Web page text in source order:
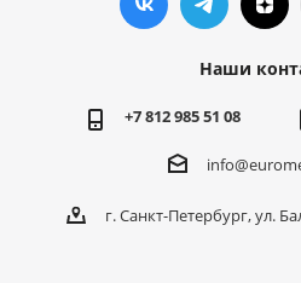
Наши
+7 812 985 51 08
г. Санкт-Петербург, ул.